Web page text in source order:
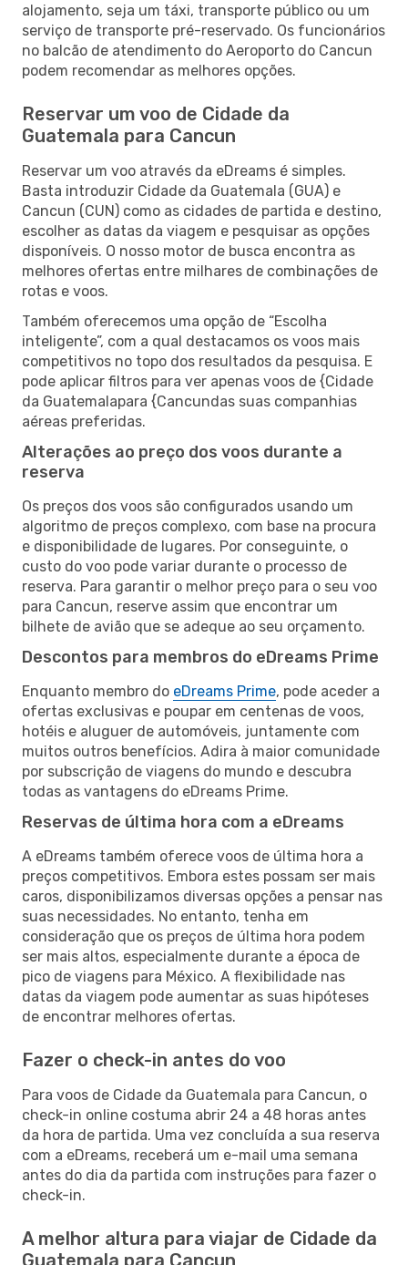
alojamento, seja um táxi, transporte público ou um
serviço de transporte pré-reservado. Os funcionários
no balcão de atendimento do Aeroporto do Cancun
podem recomendar as melhores opções.
Reservar um voo de Cidade da
Guatemala para Cancun
Reservar um voo através da eDreams é simples.
Basta introduzir Cidade da Guatemala (GUA) e
Cancun (CUN) como as cidades de partida e destino,
escolher as datas da viagem e pesquisar as opções
disponíveis. O nosso motor de busca encontra as
melhores ofertas entre milhares de combinações de
rotas e voos.
Também oferecemos uma opção de “Escolha
inteligente”, com a qual destacamos os voos mais
competitivos no topo dos resultados da pesquisa. E
pode aplicar filtros para ver apenas voos de {Cidade
da Guatemalapara {Cancundas suas companhias
aéreas preferidas.
Alterações ao preço dos voos durante a
reserva
Os preços dos voos são configurados usando um
algoritmo de preços complexo, com base na procura
e disponibilidade de lugares. Por conseguinte, o
custo do voo pode variar durante o processo de
reserva. Para garantir o melhor preço para o seu voo
para Cancun, reserve assim que encontrar um
bilhete de avião que se adeque ao seu orçamento.
Descontos para membros do eDreams Prime
Enquanto membro do eDreams Prime, pode aceder a
ofertas exclusivas e poupar em centenas de voos,
hotéis e aluguer de automóveis, juntamente com
muitos outros benefícios. Adira à maior comunidade
por subscrição de viagens do mundo e descubra
todas as vantagens do eDreams Prime.
Reservas de última hora com a eDreams
A eDreams também oferece voos de última hora a
preços competitivos. Embora estes possam ser mais
caros, disponibilizamos diversas opções a pensar nas
suas necessidades. No entanto, tenha em
consideração que os preços de última hora podem
ser mais altos, especialmente durante a época de
pico de viagens para México. A flexibilidade nas
datas da viagem pode aumentar as suas hipóteses
de encontrar melhores ofertas.
Fazer o check-in antes do voo
Para voos de Cidade da Guatemala para Cancun, o
check-in online costuma abrir 24 a 48 horas antes
da hora de partida. Uma vez concluída a sua reserva
com a eDreams, receberá um e-mail uma semana
antes do dia da partida com instruções para fazer o
check-in.
A melhor altura para viajar de Cidade da
Guatemala para Cancun